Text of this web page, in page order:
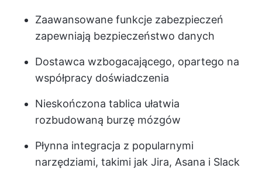
Zaawansowane funkcje zabezpieczeń
zapewniają bezpieczeństwo danych
Dostawca wzbogacającego, opartego na
współpracy doświadczenia
Nieskończona tablica ułatwia
rozbudowaną burzę mózgów
Płynna integracja z popularnymi
narzędziami, takimi jak Jira, Asana i Slack